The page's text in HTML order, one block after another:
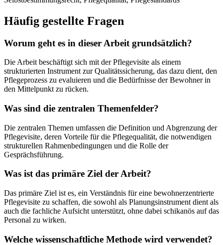
Häufig gestellte Fragen
Worum geht es in dieser Arbeit grundsätzlich?
Die Arbeit beschäftigt sich mit der Pflegevisite als einem
strukturierten Instrument zur Qualitätssicherung, das dazu dient, den
Pflegeprozess zu evaluieren und die Bedürfnisse der Bewohner in
den Mittelpunkt zu rücken.
Was sind die zentralen Themenfelder?
Die zentralen Themen umfassen die Definition und Abgrenzung der
Pflegevisite, deren Vorteile für die Pflegequalität, die notwendigen
strukturellen Rahmenbedingungen und die Rolle der
Gesprächsführung.
Was ist das primäre Ziel der Arbeit?
Das primäre Ziel ist es, ein Verständnis für eine bewohnerzentrierte
Pflegevisite zu schaffen, die sowohl als Planungsinstrument dient als
auch die fachliche Aufsicht unterstützt, ohne dabei schikanös auf das
Personal zu wirken.
Welche wissenschaftliche Methode wird verwendet?